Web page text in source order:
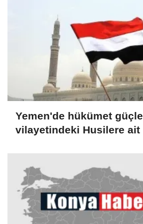
Yemen'de hükümet
vilayetindeki Husilere ait